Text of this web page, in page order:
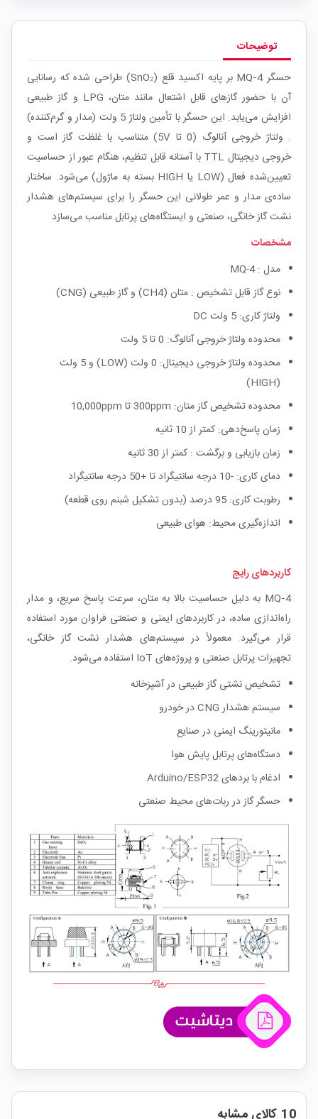
توضیحات
حسگر MQ‑4 بر پایه اکسید قلع (SnO₂) طراحی شده که رسانایی
آن با حضور گازهای قابل اشتعال مانند متان، LPG و گاز طبیعی
افزایش می‌یابد. این حسگر با تأمین ولتاژ 5 ولت (مدار و گرم‌کننده)
. ولتاژ خروجی آنالوگ (0 تا 5V) متناسب با غلظت گاز است و
خروجی دیجیتال TTL با آستانه قابل تنظیم، هنگام عبور از حساسیت
تعیین‌شده فعال (LOW یا HIGH بسته به ماژول) می‌شود. ساختار
ساده‌ی مدار و عمر طولانی این حسگر را برای سیستم‌های هشدار
نشت گاز خانگی، صنعتی و ایستگاه‌های پرتابل مناسب می‌سازد
مشخصات
مدل : MQ-4
نوع گاز قابل تشخیص : متان (CH4) و گاز طبیعی (CNG)
ولتاژ کاری: 5 ولت DC
محدوده ولتاژ خروجی آنالوگ: 0 تا 5 ولت
محدوده ولتاژ خروجی دیجیتال: 0 ولت (LOW) و 5 ولت
(HIGH)
محدوده تشخیص گاز متان: 300ppm تا 10,000ppm
زمان پاسخ‌دهی: کمتر از 10 ثانیه
زمان بازیابی و برگشت : کمتر از 30 ثانیه
دمای کاری: -10 درجه سانتیگراد تا +50 درجه سانتیگراد
رطوبت کاری: 95 درصد (بدون تشکیل شبنم روی قطعه)
اندازه‌گیری محیط: هوای طبیعی
کاربردهای رایج
MQ‑4 به دلیل حساسیت بالا به متان، سرعت پاسخ سریع، و مدار
راه‌اندازی ساده، در کاربردهای ایمنی و صنعتی فراوان مورد استفاده
قرار می‌گیرد. معمولاً در سیستم‌های هشدار نشت گاز خانگی،
تجهیزات پرتابل صنعتی و پروژه‌های IoT استفاده می‌شود.
تشخیص نشتی گاز طبیعی در آشپزخانه
سیستم هشدار CNG در خودرو
مانیتورینگ ایمنی در صنایع
دستگاه‌های پرتابل پایش هوا
ادغام با بردهای Arduino/ESP32
حسگر گاز در ربات‌های محیط صنعتی